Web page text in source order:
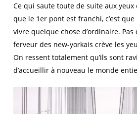
Ce qui saute toute de suite aux yeux
que le 1er pont est franchi, c’est que
vivre quelque chose d’ordinaire. Pas
ferveur des new-yorkais crève les
On ressent totalement qu’ils sont
d’accueillir à nouveau le monde